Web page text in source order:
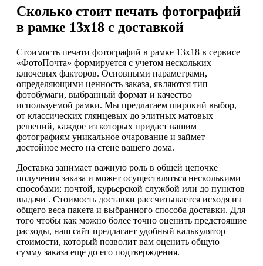
Сколько стоит печать фотографий
в рамке 13х18 с доставкой
Стоимость печати фотографий в рамке 13х18 в сервисе
«ФотоПочта» формируется с учетом нескольких
ключевых факторов. Основными параметрами,
определяющими ценность заказа, являются тип
фотобумаги, выбранный формат и качество
используемой рамки. Мы предлагаем широкий выбор,
от классических глянцевых до элитных матовых
решений, каждое из которых придаст вашим
фотографиям уникальное очарование и займет
достойное место на стене вашего дома.
Доставка занимает важную роль в общей цепочке
получения заказа и может осуществляться несколькими
способами: почтой, курьерской службой или до пунктов
выдачи . Стоимость доставки рассчитывается исходя из
общего веса пакета и выбранного способа доставки. Для
того чтобы как можно более точно оценить предстоящие
расходы, наш сайт предлагает удобный калькулятор
стоимости, который позволит вам оценить общую
сумму заказа еще до его подтверждения.